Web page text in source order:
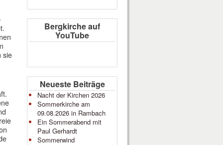
sie
Bergkirche auf
YouTube
Neueste Beiträge
Nacht der Kirchen 2026
Sommerkirche am
09.08.2026 in Rambach
Ein Sommerabend mit
Paul Gerhardt
Sommerwind